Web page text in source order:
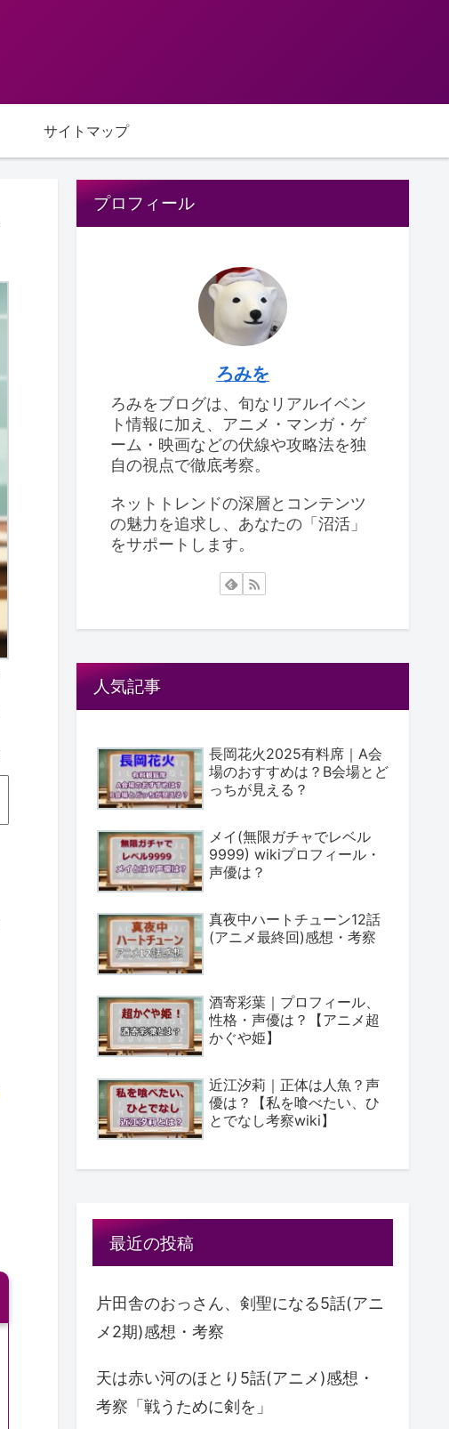
サイトマップ
プロフィール
ろみを
ろみをブログは、旬なリアルイベン
ト情報に加え、アニメ・マンガ・ゲ
ーム・映画などの伏線や攻略法を独
自の視点で徹底考察。
ネットトレンドの深層とコンテンツ
の魅力を追求し、あなたの「沼活」
をサポートします。
人気記事
長岡花火2025有料席｜A会
場のおすすめは？B会場とど
っちが見える？
メイ(無限ガチャでレベル
9999) wikiプロフィール・
声優は？
真夜中ハートチューン12話
(アニメ最終回)感想・考察
酒寄彩葉｜プロフィール、
性格・声優は？【アニメ超
かぐや姫】
近江汐莉｜正体は人魚？声
優は？【私を喰べたい、ひ
とでなし考察wiki】
最近の投稿
片田舎のおっさん、剣聖になる5話(アニ
メ2期)感想・考察
天は赤い河のほとり5話(アニメ)感想・
考察「戦うために剣を」